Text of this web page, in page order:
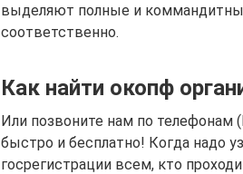
выделяют полные и
соответственно.
Как найти окопф
Или позвоните нам по телефонам
быстро и бесплатно! Когда надо
госрегистрации всем, кто